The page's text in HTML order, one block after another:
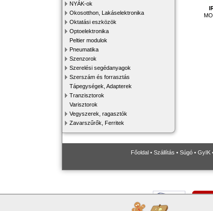
NYÁK-ok
Okosotthon, Lakáselektronika
Oktatási eszközök
Optoelektronika
Peltier modulok
Pneumatika
Szenzorok
Szerelési segédanyagok
Szerszám és forrasztás
Tápegységek, Adapterek
Tranzisztorok
Varisztorok
Vegyszerek, ragasztók
Zavarszűrők, Ferritek
Főoldal • Szállítás • Súgó • GyIK